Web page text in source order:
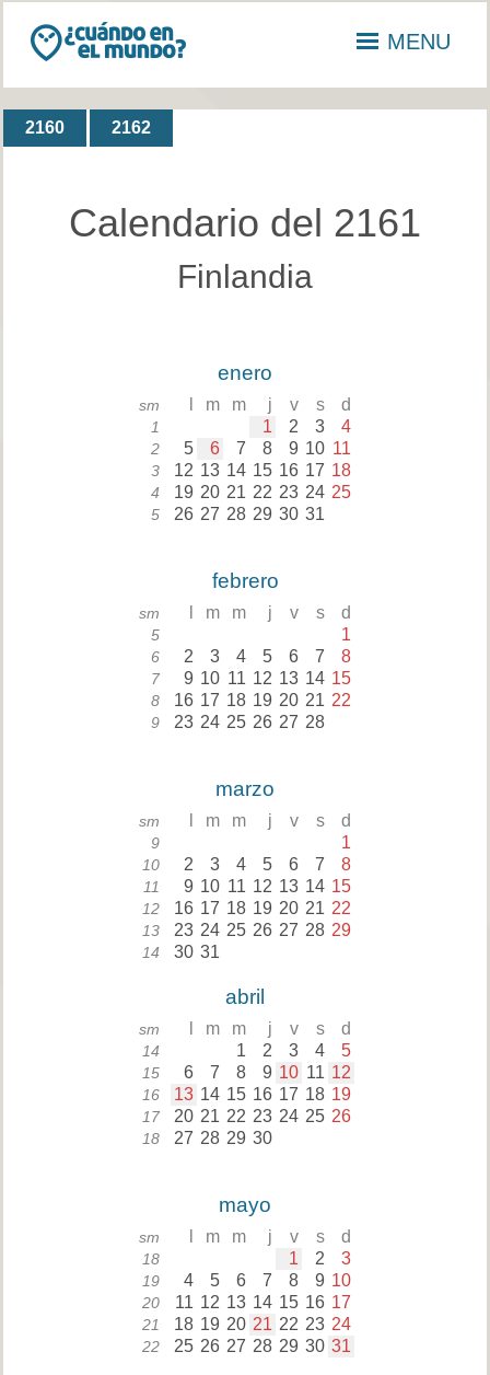
MENU
2160 2162
Calendario del 2161
Finlandia
enero
sm m m j v s d
1 1 2 3 4
2 5 6 7 8 9 10 11
3 12 13 14 15 16 17 18
4 19 20 21 22 23 24 25
5 26 27 28 29 30 31
febrero
sm m m j v s d
5 1
6 2 3 4 5 6 7 8
7 9 10 11 12 13 14 15
8 16 17 18 19 20 21 22
9 23 24 25 26 27 28
marzo
sm m m j v s d
9 1
10 2 3 4 5 6 7 8
11 9 10 11 12 13 14 15
12 16 17 18 19 20 21 22
13 23 24 25 26 27 28 29
14 30 31
abril
sm m m j v s d
14 1 2 3 4 5
15 6 7 8 9 10 11 12
16 13 14 15 16 17 18 19
17 20 21 22 23 24 25 26
18 27 28 29 30
mayo
sm m m j v s d
18 1 2 3
19 4 5 6 7 8 9 10
20 11 12 13 14 15 16 17
21 18 19 20 21 22 23 24
22 25 26 27 28 29 30 31